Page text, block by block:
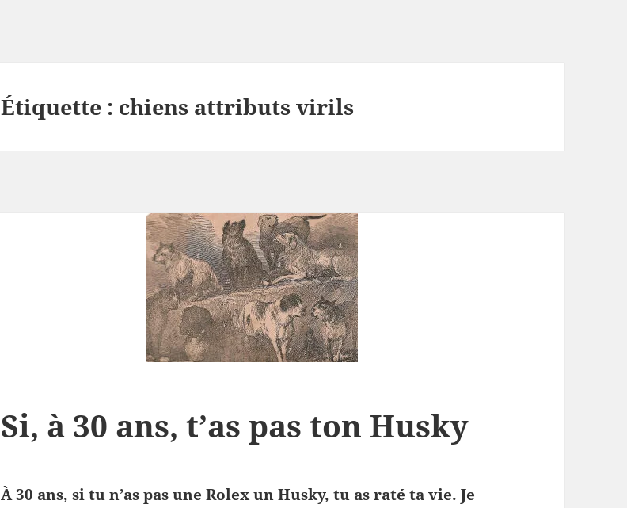
Étiquette : chiens attributs virils
Si, à 30 ans, t’as pas ton Husky
À 30 ans, si tu n’as pasune Rolexun Husky, tu as raté ta vie. Je